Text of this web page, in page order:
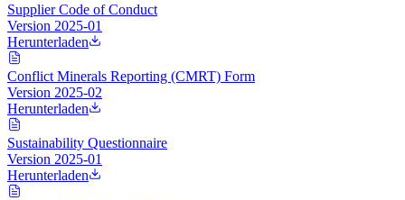
Supplier Code of Conduct
Version 2025-01
Herunterladen
Conflict Minerals Reporting (CMRT) Form
Version 2025-02
Herunterladen
Sustainability Questionnaire
Version 2025-01
Herunterladen